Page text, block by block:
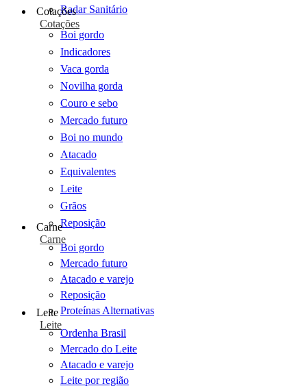
Radar Sanitário
Cotações
Cotações
Boi gordo
Indicadores
Vaca gorda
Novilha gorda
Couro e sebo
Mercado futuro
Boi no mundo
Atacado
Equivalentes
Leite
Grãos
Reposição
Carne
Carne
Boi gordo
Mercado futuro
Atacado e varejo
Reposição
Proteínas Alternativas
Leite
Leite
Ordenha Brasil
Mercado do Leite
Atacado e varejo
Leite por região